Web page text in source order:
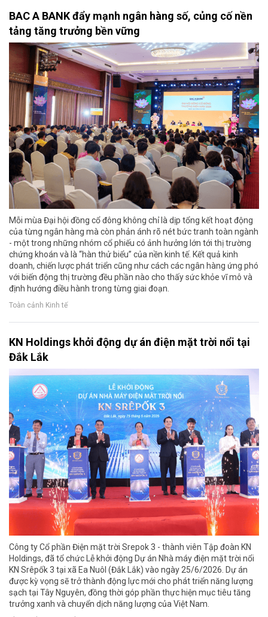
BAC A BANK đẩy mạnh ngân hàng số, củng cố nền
tảng tăng trưởng bền vững
Mỗi mùa Đại hội đồng cổ đông không chỉ là dịp tổng kết hoạt động
của từng ngân hàng mà còn phản ánh rõ nét bức tranh toàn ngành
- một trong những nhóm cổ phiếu có ảnh hưởng lớn tới thị trường
chứng khoán và là “hàn thử biểu” của nền kinh tế. Kết quả kinh
doanh, chiến lược phát triển cũng như cách các ngân hàng ứng phó
với biến động thị trường đều phần nào cho thấy sức khỏe vĩ mô và
định hướng điều hành trong từng giai đoạn.
Toàn cảnh Kinh tế
KN Holdings khởi động dự án điện mặt trời nổi tại
Đắk Lắk
Công ty Cổ phần Điện mặt trời Srepok 3 - thành viên Tập đoàn KN
Holdings, đã tổ chức Lễ khởi động Dự án Nhà máy điện mặt trời nổi
KN Srêpốk 3 tại xã Ea Nuôl (Đắk Lắk) vào ngày 25/6/2026. Dự án
được kỳ vọng sẽ trở thành động lực mới cho phát triển năng lượng
sạch tại Tây Nguyên, đồng thời góp phần thực hiện mục tiêu tăng
trưởng xanh và chuyển dịch năng lượng của Việt Nam.